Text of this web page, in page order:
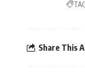
Share This